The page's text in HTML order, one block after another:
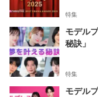
特集
モデル
秘訣」
特集
モデル